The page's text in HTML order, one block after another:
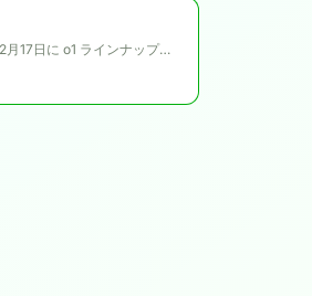
OpenAI o1 は 2024年12月17日に o1 ラインナップとして公開され、OpenAI o1 mini と並ぶ「応答前に意図的に時間をかけて考える」モデルとして位置づけられています。